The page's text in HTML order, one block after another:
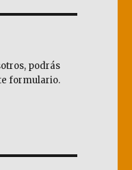
podrás
formulario.